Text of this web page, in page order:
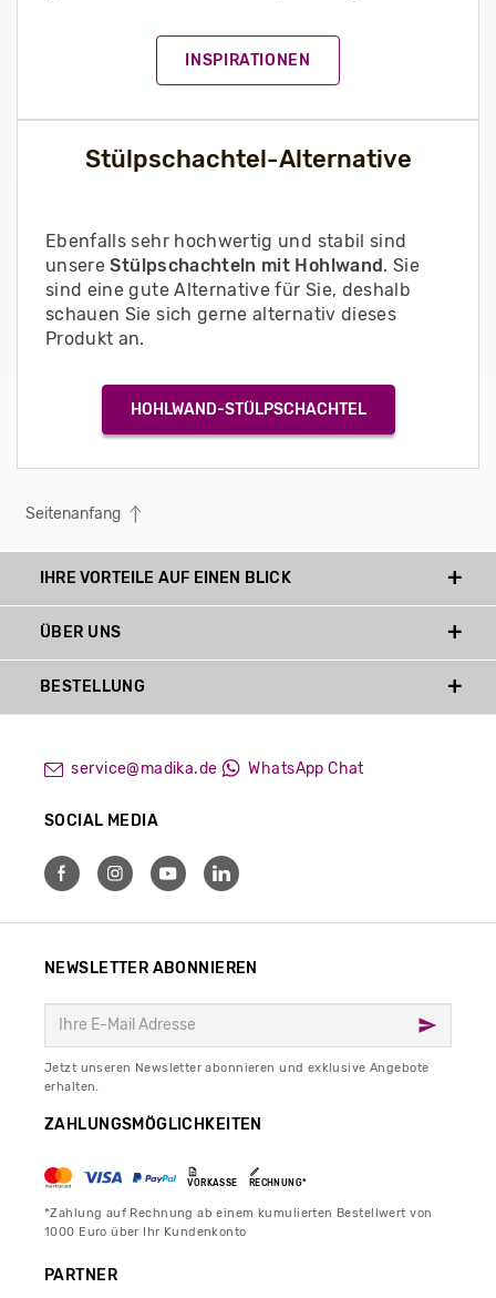
INSPIRATIONEN
Stülpschachtel-Alternative
Ebenfalls sehr hochwertig und stabil sind
unsereStülpschachteln mit Hohlwand. Sie
sind eine gute Alternative für Sie, deshalb
schauen Sie sich gerne alternativ dieses
Produkt an.
HOHLWAND-STÜLPSCHACHTEL
Seitenanfang
IHRE VORTEILE AUF EINEN BLICK
service@madika.de WhatsApp Chat
SOCIAL MEDIA
ÜBER UNS
BESTELLUNG
NEWSLETTER ABONNIEREN
Jetzt unseren Newsletter abonnieren und exklusive Angebote
erhalten.
ZAHLUNGSMÖGLICHKEITEN
VORKASSE RECHNUNG*
*Zahlung auf Rechnung ab einem kumulierten Bestellwert von
1000 Euro über Ihr Kundenkonto
PARTNER